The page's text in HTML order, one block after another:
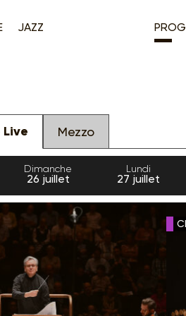
JAZZ
Live Mezzo
Dimanche
26 juillet
Lundi
27 juillet